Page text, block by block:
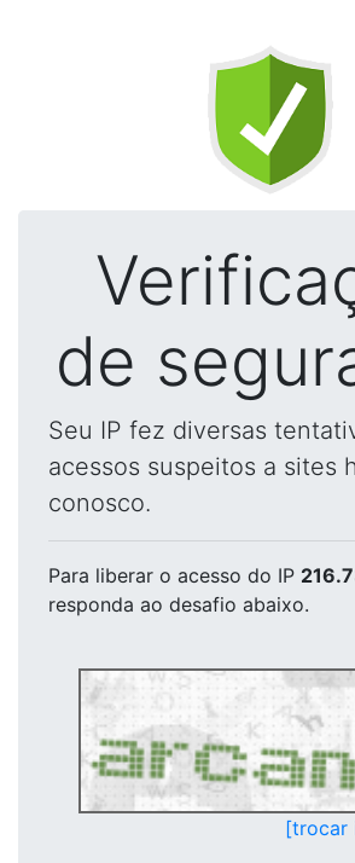
de
Seu IP fez diversas
acessos suspeitos a sites
conosco.
Para liberar o acesso do IP
responda ao desafio abaixo.
[trocar